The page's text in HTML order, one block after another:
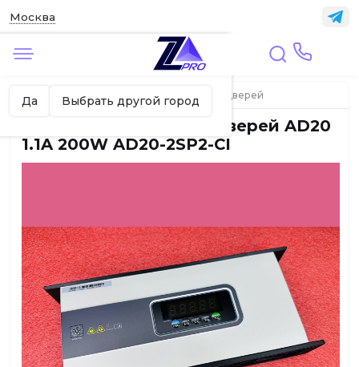
Москва
Москва ваш город?
Да Выбрать другой город
Главная ЛИФТЫ Элементы привода дверей
Контроллер привода дверей AD20
1.1A 200W AD20-2SP2-CI